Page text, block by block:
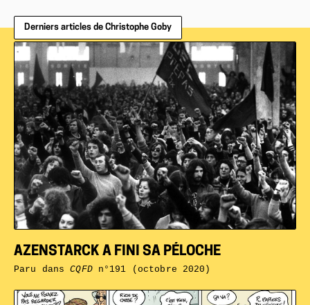
Derniers articles de Christophe Goby
AZENSTARCK A FINI SA PÉLOCHE
Paru dansCQFDn°191 (octobre 2020)